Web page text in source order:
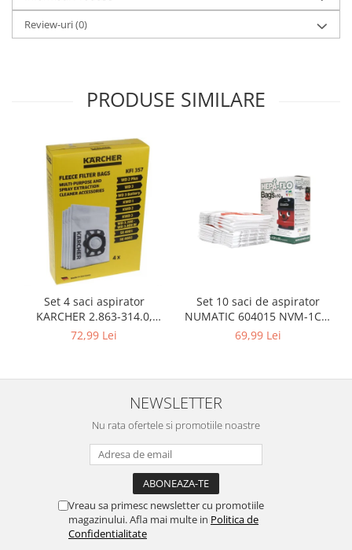
Review-uri(0)
PRODUSE SIMILARE
Set 4 saci aspirator
KARCHER 2.863-314.0,
compatibil cu WD, KWD, SE
72,99 Lei
Set 10 saci de aspirator
NUMATIC 604015 NVM-1CH,
9L
69,99 Lei
NEWSLETTER
Nu rata ofertele si promotiile noastre
Vreau sa primesc newsletter cu promotiile
magazinului. Afla mai multe in Politica de
Confidentialitate